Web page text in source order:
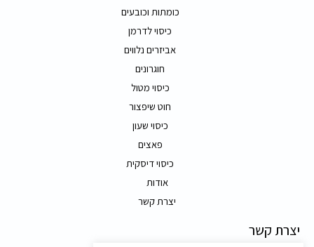
כומתות וכובעים
כיסוי לדרמן
אביזרים נלווים
חוגרונים
כיסוי מטול
חוט שיפצור
כיסוי שעון
פאצים
כיסוי דיסקית
אודות
יצרת קשר
יצרת קשר